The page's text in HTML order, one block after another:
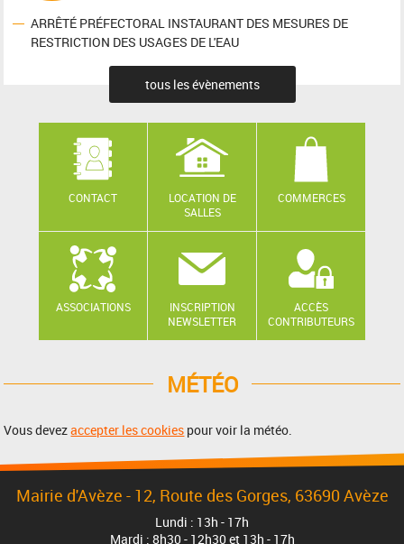
ARRÊTÉ PRÉFECTORAL INSTAURANT DES MESURES DE
RESTRICTION DES USAGES DE L'EAU
tous les évènements
CONTACT
LOCATION DE
SALLES
COMMERCES
ASSOCIATIONS
INSCRIPTION
NEWSLETTER
ACCÈS
CONTRIBUTEURS
MÉTÉO
Vous devezaccepter les cookies pour voir la météo.
Mairie d'Avèze - 12, Route des Gorges, 63690 Avèze
Lundi : 13h - 17h
Mardi : 8h30 - 12h30 et 13h - 17h